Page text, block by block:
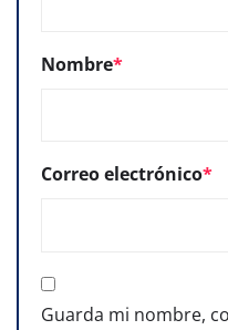
Nombre*
Correo electrónico*
Guarda mi nombre,